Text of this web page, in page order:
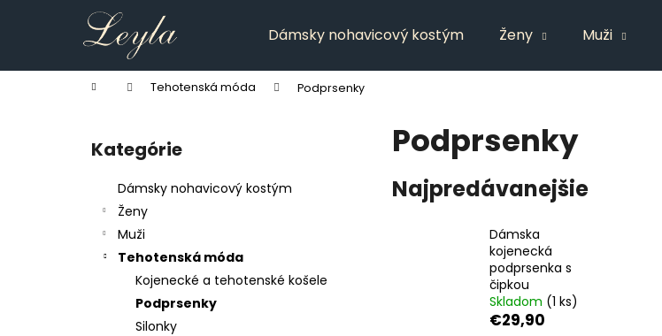
Dámsky nohavicový kostým Ženy Muži
Domov Tehotenská móda Podprsenky
Preskočiť
kategórie
Kategórie
Dámsky nohavicový kostým
Ženy
Muži
Tehotenská móda
Kojenecké a tehotenské košele
Podprsenky
Silonky
Podprsenky
Najpredávanejšie
Dámska
kojenecká
podprsenka s
čipkou
Skladom (1 ks)
€29,90
í
Späť
do
Späť
do
Odporúčame